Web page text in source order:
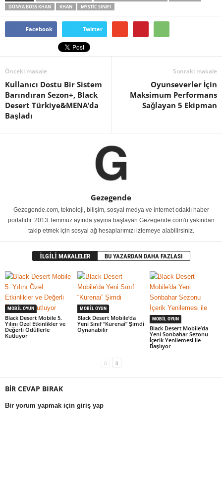
DÜNYA BOSS KHAN
KHAN MYSTIC SINIFI
Facebook Twitter
Önceki makale
Kullanıcı Dostu Bir Sistem
Barındıran Sezon+, Black
Desert Türkiye&MENA’da
Başladı
Sonraki makale
Oyunseverler İçin
Maksimum Performans
Sağlayan 5 Ekipman
Gezegende
Gezegende.com, teknoloji, bilişim, sosyal medya ve internet odaklı haber
portalıdır. 2013 Temmuz ayında yayına başlayan Gezegende.com'u yakından
takip etmek için sosyal ağ hesaplarımızı izlemeye alabilirsiniz.
İLGİLİ MAKALELER BU YAZARDAN DAHA FAZLASI
MOBIL OYUN
Black Desert Mobile 5.
Yılını Özel Etkinlikler ve
Değerli Ödüllerle
Kutluyor
MOBIL OYUN
Black Desert Mobile’da
Yeni Sınıf “Kurenai” Şimdi
Oynanabilir
MOBIL OYUN
Black Desert Mobile’da
Yeni Sonbahar Sezonu
İçerik Yenilemesi ile
Başlıyor
BİR CEVAP BIRAK
Bir yorum yapmak için giriş yap